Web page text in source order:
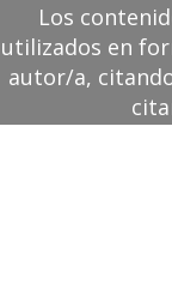
Los
utilizados en
autor/a,